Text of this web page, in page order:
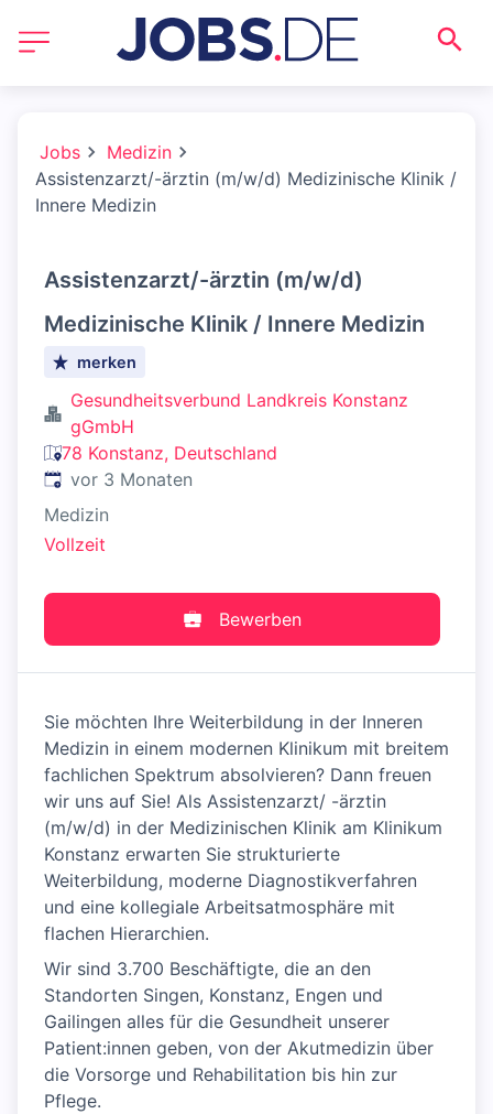
Jobs
Medizin
Assistenzarzt/-ärztin (m/w/d) Medizinische Klinik /
Innere Medizin
Assistenzarzt/-ärztin (m/w/d)
Medizinische Klinik / Innere Medizin
merken
Gesundheitsverbund Landkreis Konstanz
gGmbH
78 Konstanz, Deutschland
Veröffentlicht:
vor 3 Monaten
Medizin
Vollzeit
Bewerben
Sie möchten Ihre Weiterbildung in der Inneren
Medizin in einem modernen Klinikum mit breitem
fachlichen Spektrum absolvieren? Dann freuen
wir uns auf Sie! Als Assistenzarzt/ -ärztin
(m/w/d) in der Medizinischen Klinik am Klinikum
Konstanz erwarten Sie strukturierte
Weiterbildung, moderne Diagnostikverfahren
und eine kollegiale Arbeitsatmosphäre mit
flachen Hierarchien.
Wir sind 3.700 Beschäftigte, die an den
Standorten Singen, Konstanz, Engen und
Gailingen alles für die Gesundheit unserer
Patient:innen geben, von der Akutmedizin über
die Vorsorge und Rehabilitation bis hin zur
Pflege.